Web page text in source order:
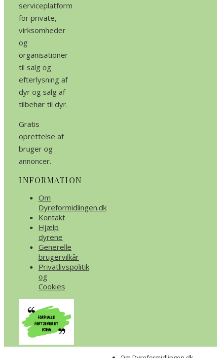
serviceplatform
for private,
virksomheder
og
organisationer
til salg og
efterlysning af
dyr og salg af
tilbehør til dyr.
Gratis
oprettelse af
bruger og
annoncer.
INFORMATION
Om
Dyreformidlingen.dk
Kontakt
Hjælp
dyrene
Generelle
brugervilkår
Privatlivspolitik
og
Cookies